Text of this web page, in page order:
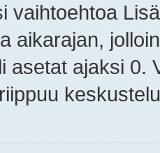
vaihtoehtoa
aikarajan,
asetat ajaksi 0.